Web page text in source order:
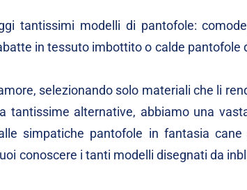
tantissimi modelli di pantofole:
in tessuto imbottito o calde pantofole
selezionando solo materiali che li
tantissime alternative, abbiamo una
simpatiche pantofole in fantasia
conoscere i tanti modelli disegnati da